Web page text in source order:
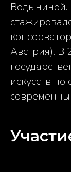
Австрия). В
искусств